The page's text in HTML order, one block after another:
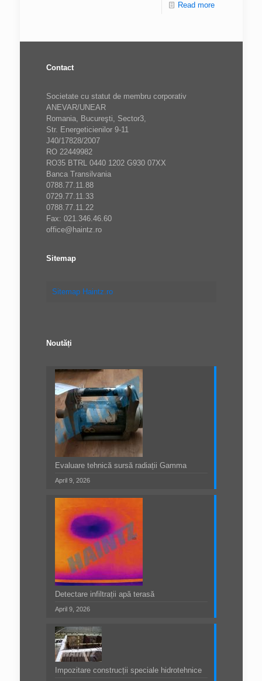
Read more
Contact
Societate cu statut de membru corporativ
ANEVAR/UNEAR
Romania, Bucureşti, Sector3,
Str. Energeticienilor 9-11
J40/17828/2007
RO 22449982
RO35 BTRL 0440 1202 G930 07XX
Banca Transilvania
0788.77.11.88
0729.77.11.33
0788.77.11.22
Fax: 021.346.46.60
office@haintz.ro
Sitemap
Sitemap Haintz.ro
Noutăți
Evaluare tehnică sursă radiații Gamma
April 9, 2026
Detectare infiltrații apă terasă
April 9, 2026
Impozitare construcții speciale hidrotehnice